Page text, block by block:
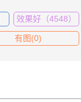
效果好（4548）
有图(0)